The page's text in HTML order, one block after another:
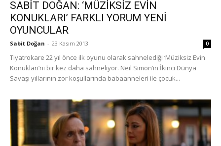
SABİT DOĞAN: ‘MÜZİKSİZ EVİN
KONUKLARI’ FARKLI YORUM YENİ
OYUNCULAR
Sabit Doğan - 23 Kasım 2013 0
Tiyatrokare 22 yıl önce ilk oyunu olarak sahnelediği ‘Müziksiz Evin
Konukları’nı bir kez daha sahneliyor. Neil Simon’ın İkinci Dünya
Savaşı yıllarının zor koşullarında babaanneleri ile çocuk...